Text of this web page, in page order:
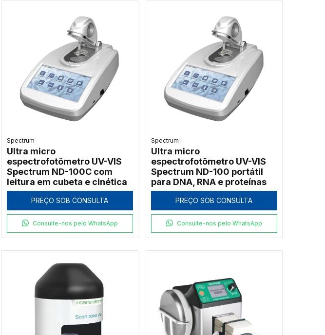
Spectrum
Ultra micro
espectrofotômetro UV-VIS
Spectrum ND-100C com
leitura em cubeta e cinética
PREÇO SOB CONSULTA
Consulte-nos pelo WhatsApp
Spectrum
Ultra micro
espectrofotômetro UV-VIS
Spectrum ND-100 portátil
para DNA, RNA e proteínas
PREÇO SOB CONSULTA
Consulte-nos pelo WhatsApp